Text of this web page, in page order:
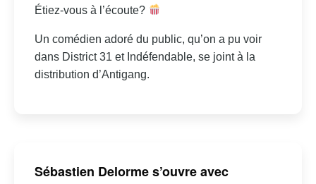
Étiez-vous à l’écoute?
Un comédien adoré du public, qu’on a pu voir
dans District 31 et Indéfendable, se joint à la
distribution d’Antigang.
Sébastien Delorme s’ouvre avec